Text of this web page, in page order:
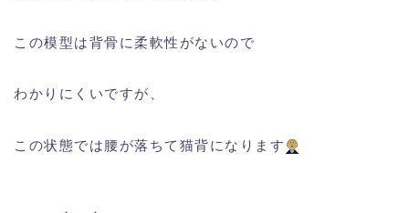
この模型は背骨に柔軟性がないので
わかりにくいですが、
この状態では腰が落ちて猫背になります